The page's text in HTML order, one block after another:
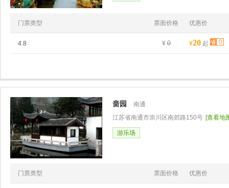
门票类型 票面价格 优惠价
4.8 ¥ 0 ¥20 起 0
啬园
南通
江苏省南通市崇川区南郊路150号 [查看地
游乐场
门票类型 票面价格 优惠价